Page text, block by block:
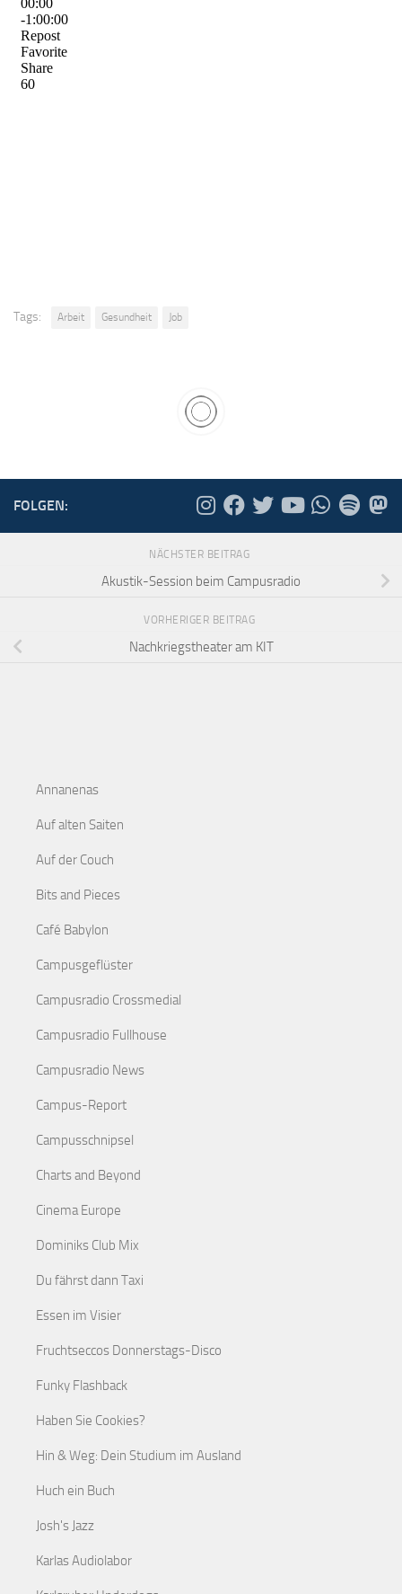
Tags: Arbeit Gesundheit Job
FOLGEN:
NÄCHSTER BEITRAG
Akustik-Session beim Campusradio
VORHERIGER BEITRAG
Nachkriegstheater am KIT
Annanenas
Auf alten Saiten
Auf der Couch
Bits and Pieces
Café Babylon
Campusgeflüster
Campusradio Crossmedial
Campusradio Fullhouse
Campusradio News
Campus-Report
Campusschnipsel
Charts and Beyond
Cinema Europe
Dominiks Club Mix
Du fährst dann Taxi
Essen im Visier
Fruchtseccos Donnerstags-Disco
Funky Flashback
Haben Sie Cookies?
Hin & Weg: Dein Studium im Ausland
Huch ein Buch
Josh's Jazz
Karlas Audiolabor